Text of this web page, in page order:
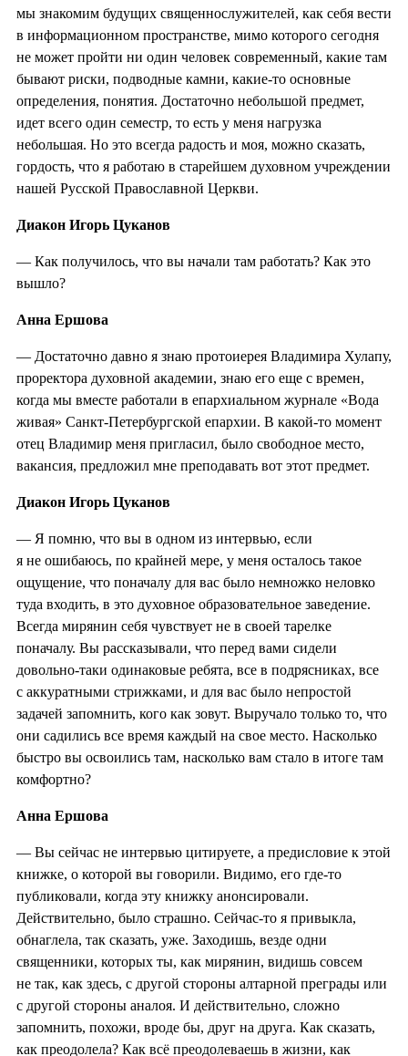
мы знакомим будущих священнослужителей, как себя вести
в информационном пространстве, мимо которого сегодня
не может пройти ни один человек современный, какие там
бывают риски, подводные камни, какие-то основные
определения, понятия. Достаточно небольшой предмет,
идет всего один семестр, то есть у меня нагрузка
небольшая. Но это всегда радость и моя, можно сказать,
гордость, что я работаю в старейшем духовном учреждении
нашей Русской Православной Церкви.
Диакон Игорь Цуканов
— Как получилось, что вы начали там работать? Как это
вышло?
Анна Ершова
— Достаточно давно я знаю протоиерея Владимира Хулапу,
проректора духовной академии, знаю его еще с времен,
когда мы вместе работали в епархиальном журнале «Вода
живая» Санкт-Петербургской епархии. В какой-то момент
отец Владимир меня пригласил, было свободное место,
вакансия, предложил мне преподавать вот этот предмет.
Диакон Игорь Цуканов
— Я помню, что вы в одном из интервью, если
я не ошибаюсь, по крайней мере, у меня осталось такое
ощущение, что поначалу для вас было немножко неловко
туда входить, в это духовное образовательное заведение.
Всегда мирянин себя чувствует не в своей тарелке
поначалу. Вы рассказывали, что перед вами сидели
довольно-таки одинаковые ребята, все в подрясниках, все
с аккуратными стрижками, и для вас было непростой
задачей запомнить, кого как зовут. Выручало только то, что
они садились все время каждый на свое место. Насколько
быстро вы освоились там, насколько вам стало в итоге там
комфортно?
Анна Ершова
— Вы сейчас не интервью цитируете, а предисловие к этой
книжке, о которой вы говорили. Видимо, его где-то
публиковали, когда эту книжку анонсировали.
Действительно, было страшно. Сейчас-то я привыкла,
обнаглела, так сказать, уже. Заходишь, везде одни
священники, которых ты, как мирянин, видишь совсем
не так, как здесь, с другой стороны алтарной преграды или
с другой стороны аналоя. И действительно, сложно
запомнить, похожи, вроде бы, друг на друга. Как сказать,
как преодолела? Как всё преодолеваешь в жизни, как